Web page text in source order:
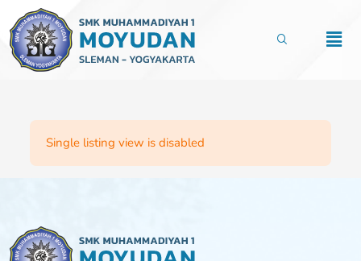
Lewati
konten
Single listing view is disabled